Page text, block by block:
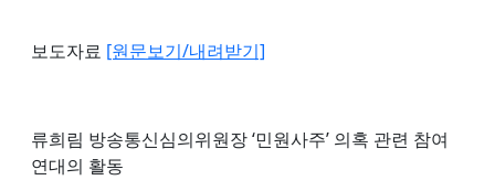
보도자료 [원문보기/내려받기]
류희림 방송통신심의위원장 ‘민원사주’ 의혹 관련 참여
연대의 활동